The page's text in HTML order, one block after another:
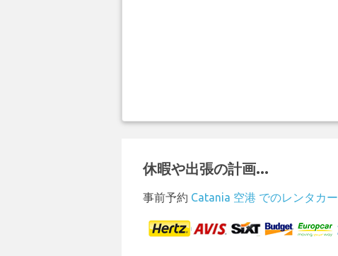
休暇や出張の計画...
事前予約 Catania 空港 でのレンタカー